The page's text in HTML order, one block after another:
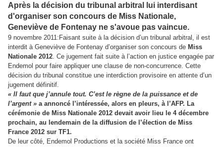
Après la décision du tribunal arbitral lui interdisant
d'organiser son concours de Miss Nationale,
Geneviève de Fontenay ne s'avoue pas vaincue.
9 novembre 2011:Faisant suite à la décision d’un tribunal arbitral, il est
interdit à Geneviève de Fontenay d’organiser son concours de Miss
Nationale 2012 . Ce jugement fait suite à l’action en justice engagée par
Endemol pour faire appliquer une clause de non-concurrence. Cette
décision du tribunal constitue une interdiction provisoire en attente d’un
jugement définitif.
« Il faut que j’annule tout. C’est le règne de la puissance et de
l’argent » a annoncé l’intéressée, alors en pleurs, à l’AFP. La
cérémonie de Miss Nationale 2012 devait avoir lieu le 4 décembre
prochain, au lendemain de la diffusion de l’élection de Miss
France 2012 sur TF1.
De leur côté, Endemol Productions et la société Miss France ont